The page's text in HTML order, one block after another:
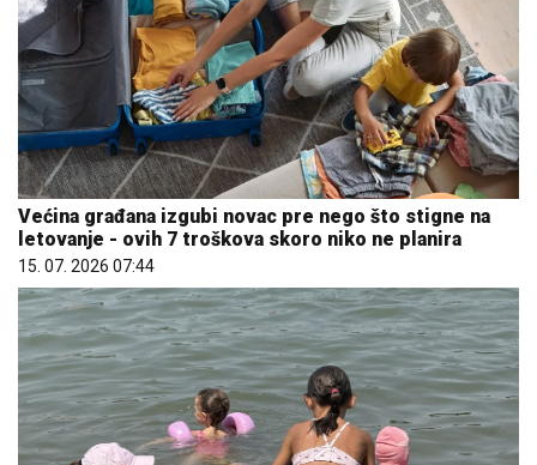
Većina građana izgubi novac pre nego što stigne na
letovanje - ovih 7 troškova skoro niko ne planira
15. 07. 2026 07:44